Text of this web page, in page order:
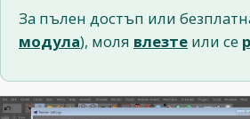
За пълен достъп или
модула), моля влезте или се